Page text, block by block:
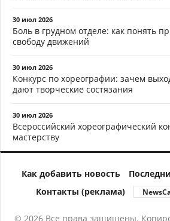
30 июл 2026
Боль в грудном отделе: как понять
свободу движений
30 июл 2026
Конкурс по хореографии: зачем
дают творческие состязания
30 июл 2026
Всероссийский хореографический
мастерству
Как добавить новость
Контакты (реклама)
© 2026 Все права защищены.